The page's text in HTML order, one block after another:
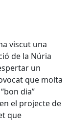
viscut una
de la Núria
un
que molta
dia”
el projecte de
que